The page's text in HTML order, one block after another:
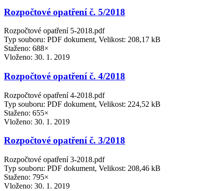
Rozpočtové opatření č. 5/2018
Rozpočtové opatření 5-2018.pdf
Typ souboru: PDF dokument, Velikost: 208,17 kB
Staženo: 688×
Vloženo: 30. 1. 2019
Rozpočtové opatření č. 4/2018
Rozpočtové opatření 4-2018.pdf
Typ souboru: PDF dokument, Velikost: 224,52 kB
Staženo: 655×
Vloženo: 30. 1. 2019
Rozpočtové opatření č. 3/2018
Rozpočtové opatření 3-2018.pdf
Typ souboru: PDF dokument, Velikost: 208,46 kB
Staženo: 795×
Vloženo: 30. 1. 2019